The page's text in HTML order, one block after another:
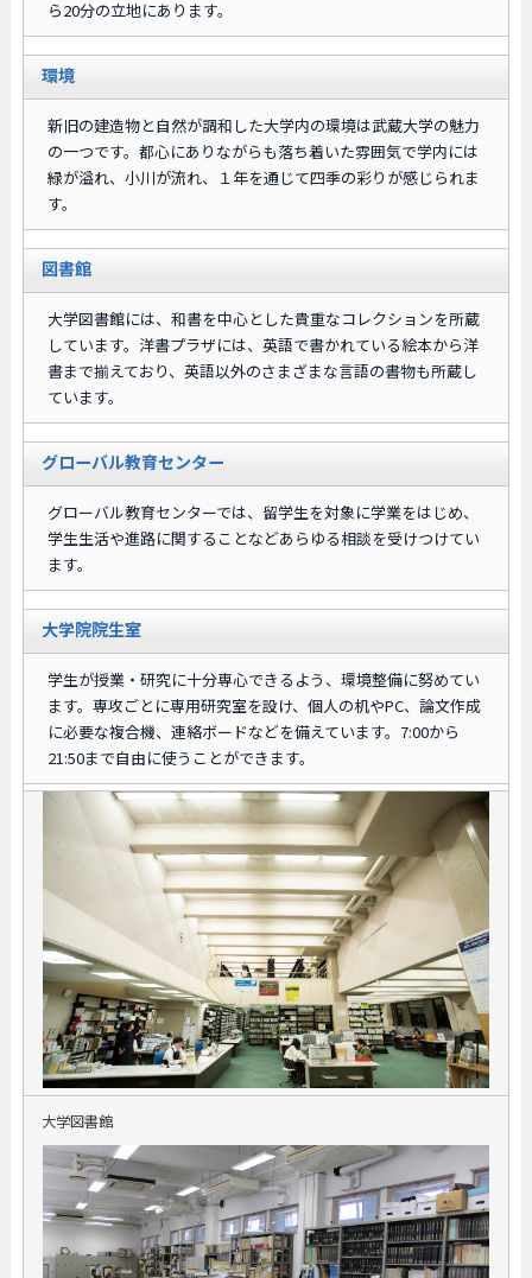
ら20分の立地にあります。
環境
新旧の建造物と自然が調和した大学内の環境は武蔵大学の魅力
の一つです。都心にありながらも落ち着いた雰囲気で学内には
緑が溢れ、小川が流れ、１年を通じて四季の彩りが感じられま
す。
図書館
大学図書館には、和書を中心とした貴重なコレクションを所蔵
しています。洋書プラザには、英語で書かれている絵本から洋
書まで揃えており、英語以外のさまざまな言語の書物も所蔵し
ています。
グローバル教育センター
グローバル教育センターでは、留学生を対象に学業をはじめ、
学生生活や進路に関することなどあらゆる相談を受けつけてい
ます。
大学院院生室
学生が授業・研究に十分専心できるよう、環境整備に努めてい
ます。専攻ごとに専用研究室を設け、個人の机やPC、論文作成
に必要な複合機、連絡ボードなどを備えています。7:00から
21:50まで自由に使うことができます。
大学図書館